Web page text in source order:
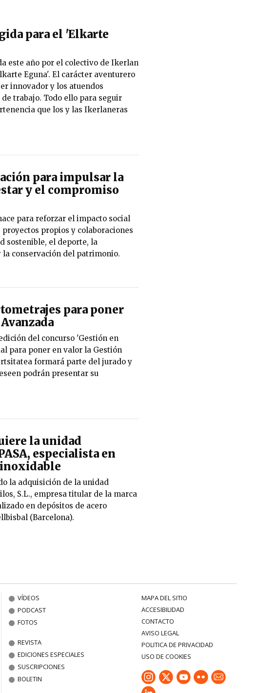
para el 'Elkarte
este año por el colectivo de Ikerlan
Eguna'. El carácter aventurero
innovador y los atuendos
trabajo. Todo ello para seguir
que los y las Ikerlaneras
para impulsar la
y el compromiso
para reforzar el impacto social
propios y colaboraciones
sostenible, el deporte, la
conservación del patrimonio.
para poner
del concurso 'Gestión en
para poner en valor la Gestión
formará parte del jurado y
podrán presentar su
la unidad
especialista en
inoxidable
la adquisición de la unidad
S.L., empresa titular de la marca
en depósitos de acero
(Barcelona).
VÍDEOS
PODCAST
FOTOS
REVISTA
EDICIONES ESPECIALES
SUSCRIPCIONES
BOLETIN
MAPA DEL SITIO
ACCESIBILIDAD
CONTACTO
AVISO LEGAL
POLITICA DE PRIVACIDAD
USO DE COOKIES